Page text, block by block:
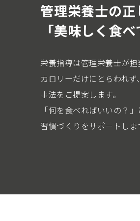
管理栄養士の
「美味しく食
栄養指導は管理栄養士が担
カロリーだけにとらわれ
事法をご提案します。
「何を食べればいいの？
習慣づくりをサポートしま